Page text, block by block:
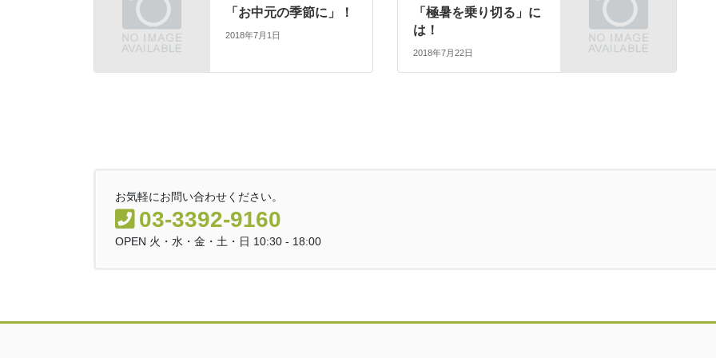
「お中元の季節に」！
2018年7月1日
「極暑を乗り切る」に
は！
2018年7月22日
お気軽にお問い合わせください。
03-3392-9160
OPEN 火・水・金・土・日 10:30 - 18:00